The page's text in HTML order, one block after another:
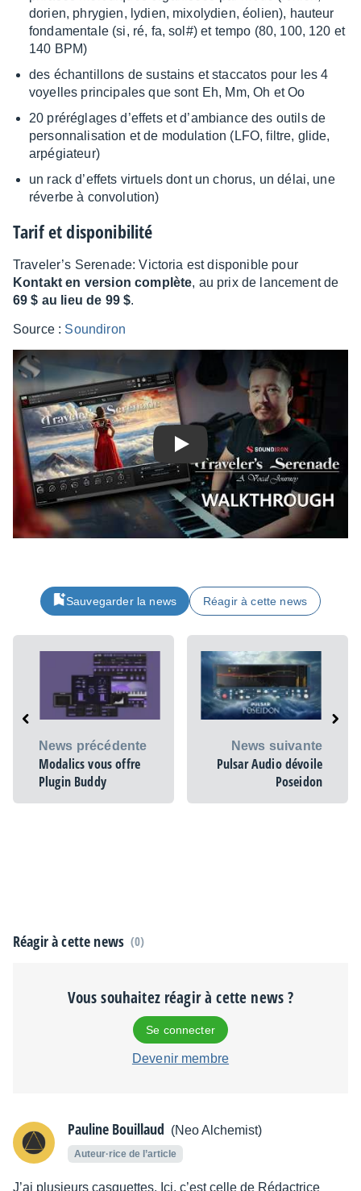
dorien, phry­gien, lydien, mixo­ly­dien, éolien), hauteur
fonda­men­tale (si, ré, fa, sol#) et tempo (80, 100, 120 et
140 BPM)
des échan­tillons de sustains et stac­ca­tos pour les 4
voyelles prin­ci­pales que sont Eh, Mm, Oh et Oo
20 préré­glages d’ef­fets et d’am­biance des outils de
person­na­li­sa­tion et de modu­la­tion (LFO, filtre, glide,
arpé­gia­teur)
un rack d’ef­fets virtuels dont un chorus, un délai, une
réverbe à convo­lu­tion)
Tarif et dispo­ni­bi­lité
Trave­ler’s Sere­nade: Victo­ria est dispo­nible pour
Kontakt en version complète, au prix de lance­ment de
69 $ au lieu de 99 $.
Source : Soun­di­ron
Play
Sauvegarder la news Réagir à cette news
News précédente
Modalics vous offre
Plugin Buddy
News suivante
Pulsar Audio dévoile
Poseidon
Réagir à cette news (0)
Vous souhaitez réagir à cette news ?
Se connecter
Devenir membre
Pauline Bouillaud (Neo Alchemist)
Auteur·rice de l’article
J’ai plusieurs casquettes. Ici, c’est celle de Rédactrice